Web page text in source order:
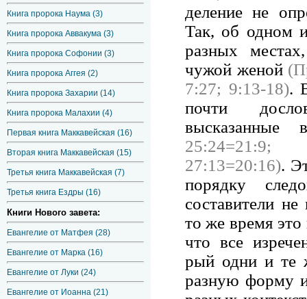
Книга пророка Наума (3)
Книга пророка Аввакума (3)
Книга пророка Софонии (3)
Книга пророка Аггея (2)
Книга пророка Захарии (14)
Книга пророка Малахии (4)
Первая книга Маккавейская (16)
Вторая книга Маккавейская (15)
Третья книга Маккавейская (7)
Третья книга Ездры (16)
Книги Нового завета:
Евангелие от Матфея (28)
Евангелие от Марка (16)
Евангелие от Луки (24)
Евангелие от Иоанна (21)
деление не
Так, об одном
разных
чужой женой
7:27; 9:13-18).
почти
25:24=21:9;
27:13=20:16).
порядку
составители
то же время это
что все
рый одни и те
разную форму